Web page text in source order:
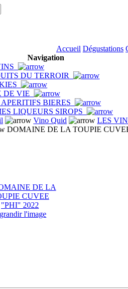
Accueil Dégustations
Navigation
DU TERROIR
DE VIE
BIERES
LIQUEURS SIROPS
Vino Quid
LES
DOMAINE DE LA TOUPIE
l'image